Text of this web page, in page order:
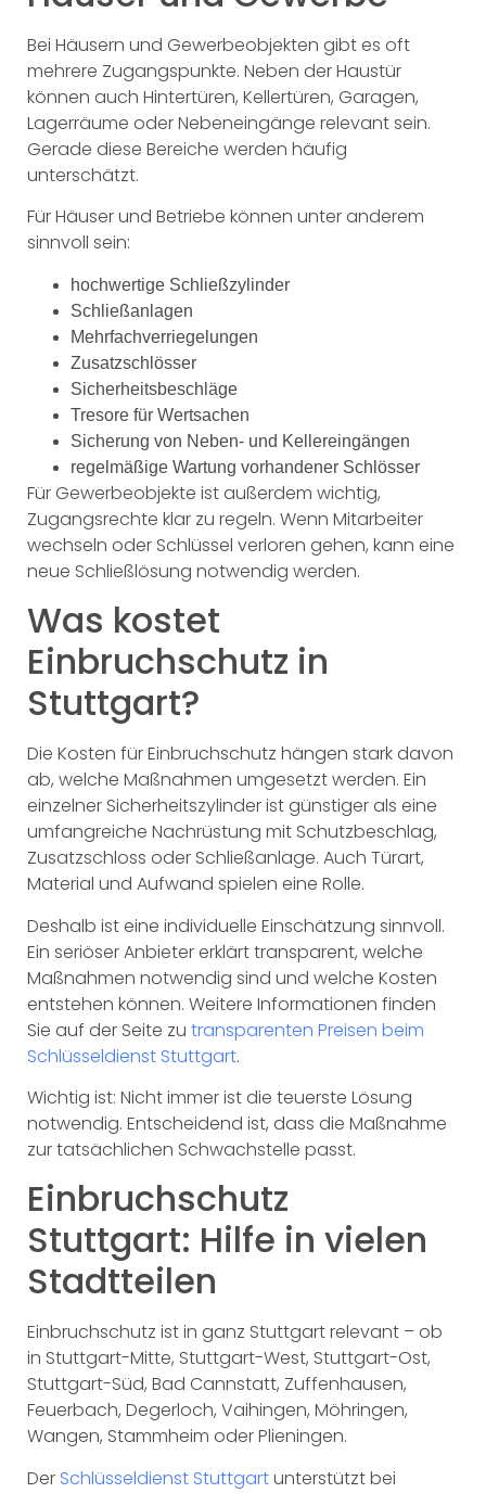
Bei Häusern und Gewerbeobjekten gibt es oft
mehrere Zugangspunkte. Neben der Haustür
können auch Hintertüren, Kellertüren, Garagen,
Lagerräume oder Nebeneingänge relevant sein.
Gerade diese Bereiche werden häufig
unterschätzt.
Für Häuser und Betriebe können unter anderem
sinnvoll sein:
hochwertige Schließzylinder
Schließanlagen
Mehrfachverriegelungen
Zusatzschlösser
Sicherheitsbeschläge
Tresore für Wertsachen
Sicherung von Neben- und Kellereingängen
regelmäßige Wartung vorhandener Schlösser
Für Gewerbeobjekte ist außerdem wichtig,
Zugangsrechte klar zu regeln. Wenn Mitarbeiter
wechseln oder Schlüssel verloren gehen, kann eine
neue Schließlösung notwendig werden.
Was kostet
Einbruchschutz in
Stuttgart?
Die Kosten für Einbruchschutz hängen stark davon
ab, welche Maßnahmen umgesetzt werden. Ein
einzelner Sicherheitszylinder ist günstiger als eine
umfangreiche Nachrüstung mit Schutzbeschlag,
Zusatzschloss oder Schließanlage. Auch Türart,
Material und Aufwand spielen eine Rolle.
Deshalb ist eine individuelle Einschätzung sinnvoll.
Ein seriöser Anbieter erklärt transparent, welche
Maßnahmen notwendig sind und welche Kosten
entstehen können. Weitere Informationen finden
Sie auf der Seite zu transparenten Preisen beim
Schlüsseldienst Stuttgart.
Wichtig ist: Nicht immer ist die teuerste Lösung
notwendig. Entscheidend ist, dass die Maßnahme
zur tatsächlichen Schwachstelle passt.
Einbruchschutz
Stuttgart: Hilfe in vielen
Stadtteilen
Einbruchschutz ist in ganz Stuttgart relevant – ob
in Stuttgart-Mitte, Stuttgart-West, Stuttgart-Ost,
Stuttgart-Süd, Bad Cannstatt, Zuffenhausen,
Feuerbach, Degerloch, Vaihingen, Möhringen,
Wangen, Stammheim oder Plieningen.
Der Schlüsseldienst Stuttgartunterstützt bei